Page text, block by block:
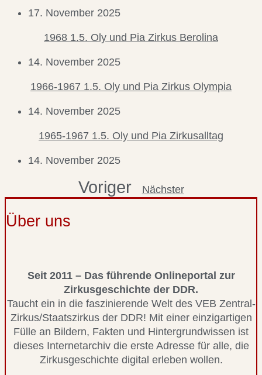
17. November 2025
1968 1.5. Oly und Pia Zirkus Berolina
14. November 2025
1966-1967 1.5. Oly und Pia Zirkus Olympia
14. November 2025
1965-1967 1.5. Oly und Pia Zirkusalltag
14. November 2025
Voriger Nächster
Über uns
Seit 2011 – Das führende Onlineportal zur
Zirkusgeschichte der DDR.
Taucht ein in die faszinierende Welt des VEB Zentral-
Zirkus/Staatszirkus der DDR! Mit einer einzigartigen
Fülle an Bildern, Fakten und Hintergrundwissen ist
dieses Internetarchiv die erste Adresse für alle, die
Zirkusgeschichte digital erleben wollen.